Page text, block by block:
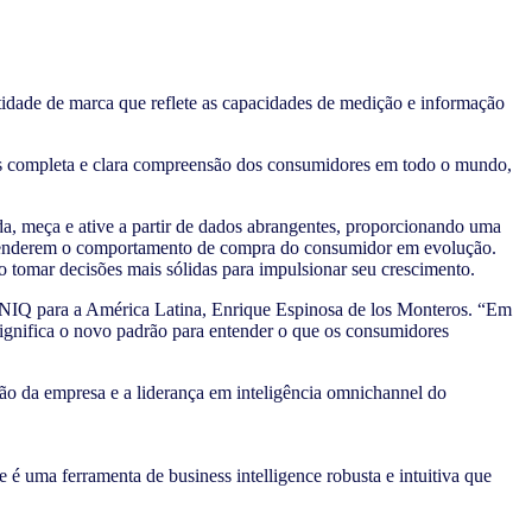
de marca que reflete as capacidades de medição e informação
e clara compreensão dos consumidores em todo o mundo,
meça e ative a partir de dados abrangentes, proporcionando uma
o comportamento de compra do consumidor em evolução.
decisões mais sólidas para impulsionar seu crescimento.
para a América Latina, Enrique Espinosa de los Monteros. “Em
o novo padrão para entender o que os consumidores
da empresa e a liderança em inteligência omnichannel do
uma ferramenta de business intelligence robusta e intuitiva que